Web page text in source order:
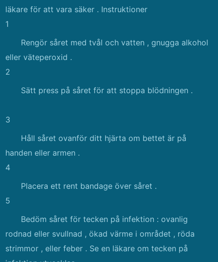
läkare för att vara säker . Instruktioner
1
Rengör såret med tvål och vatten , gnugga alkohol
eller väteperoxid .
2
Sätt press på såret för att stoppa blödningen .
3
Håll såret ovanför ditt hjärta om bettet är på
handen eller armen .
4
Placera ett rent bandage över såret .
5
Bedöm såret för tecken på infektion : ovanlig
rodnad eller svullnad , ökad värme i området , röda
strimmor , eller feber . Se en läkare om tecken på